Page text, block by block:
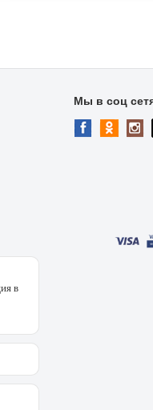
Мы в соц
в